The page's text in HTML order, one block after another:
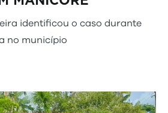
identificou o caso durante
no município